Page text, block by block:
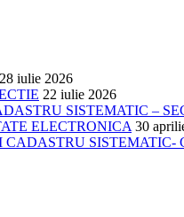
28 iulie 2026
22 iulie 2026
SISTEMATIC –
ELECTRONICA 30
SISTEMATIC-